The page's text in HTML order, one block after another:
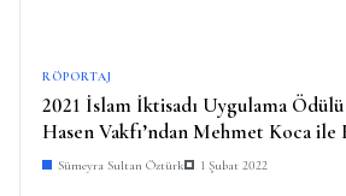
RÖPORTAJ
2021 İslam İktisadı Uygulama Ödülü
Hasen Vakfı’ndan Mehmet Koca
Sümeyra Sultan Öztürk 1 Şubat 2022